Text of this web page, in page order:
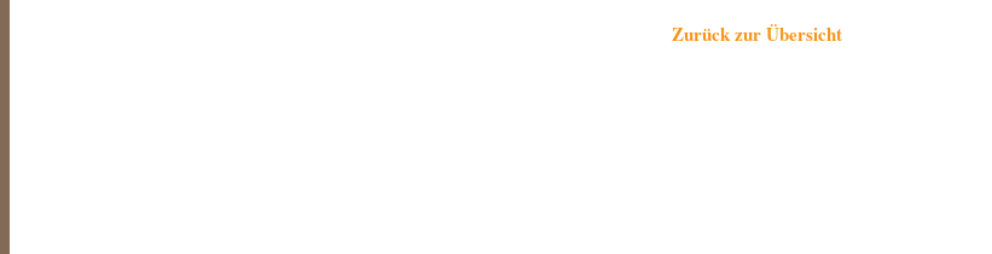
Zurück zur Übersicht